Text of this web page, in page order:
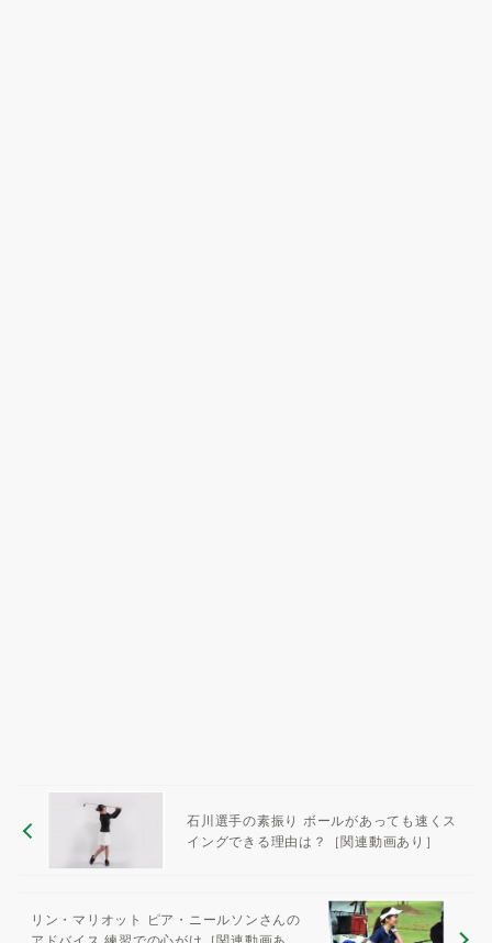
石川選手の素振り ボールがあっても速くス
イングできる理由は？［関連動画あり］
リン・マリオット ピア・ニールソンさんの